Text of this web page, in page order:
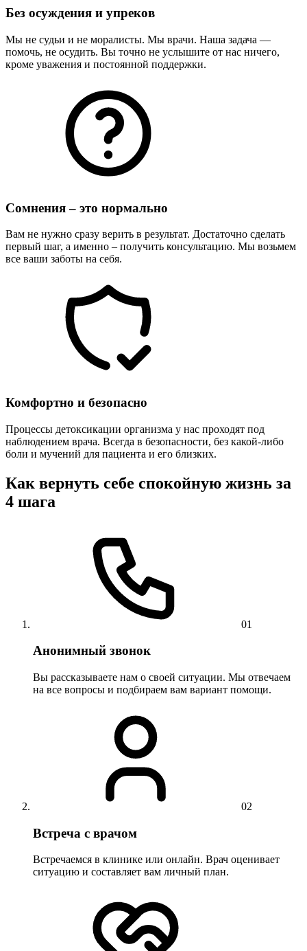
Без осуждения и упреков
Мы не судьи и не моралисты. Мы врачи. Наша задача —
помочь, не осудить. Вы точно не услышите от нас ничего,
кроме уважения и постоянной поддержки.
Сомнения – это нормально
Вам не нужно сразу верить в результат. Достаточно сделать
первый шаг, а именно – получить консультацию. Мы возьмем
все ваши заботы на себя.
Комфортно и безопасно
Процессы детоксикации организма у нас проходят под
наблюдением врача. Всегда в безопасности, без какой-либо
боли и мучений для пациента и его близких.
Как вернуть себе спокойную жизнь за
4 шага
01
Анонимный звонок
Вы рассказываете нам о своей ситуации. Мы отвечаем
на все вопросы и подбираем вам вариант помощи.
02
Встреча с врачом
Встречаемся в клинике или онлайн. Врач оценивает
ситуацию и составляет вам личный план.